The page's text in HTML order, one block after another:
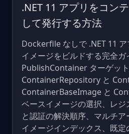
.NET 11 アプリをコン
して発行する方法
Dockerfile なしで .NET 11
イメージをビルドする完全ガ
PublishContainer ターゲット
ContainerRepository と
ContainerBaseImage と
ベースイメージの選択、レジ
と認証の解決順序、マルチ
イメージインデックス、既定